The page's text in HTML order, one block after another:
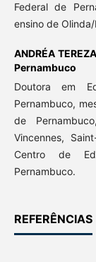
Federal de
ensino de Olinda/
ANDRÉA
Pernambuco
Doutora em
Pernambuco,
de
Vincennes,
Centro de
Pernambuco.
REFERÊNCIAS